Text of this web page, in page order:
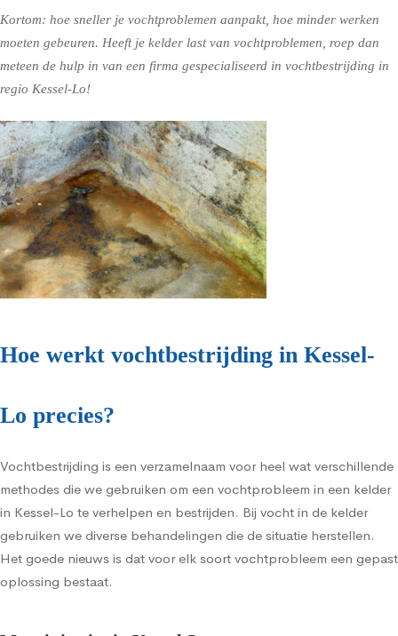
Kortom: hoe sneller je vochtproblemen aanpakt, hoe minder werken
moeten gebeuren. Heeft je kelder last van vochtproblemen, roep dan
meteen de hulp in van een firma gespecialiseerd in vochtbestrijding in
regio Kessel-Lo!
Hoe werkt vochtbestrijding in Kessel-
Lo precies?
Vochtbestrijding is een verzamelnaam voor heel wat verschillende
methodes die we gebruiken om een vochtprobleem in een kelder
in Kessel-Lo te verhelpen en bestrijden. Bij vocht in de kelder
gebruiken we diverse behandelingen die de situatie herstellen.
Het goede nieuws is dat voor elk soort vochtprobleem een gepast
oplossing bestaat.